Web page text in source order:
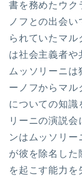
書を務めたウク
ノフとの出会
られていたマル
は社会主義者や
ムッソリーニ
ーノフからマル
についての知識
リーニの演説
ンはムッソリー
が彼を除名した
を起こす能力を